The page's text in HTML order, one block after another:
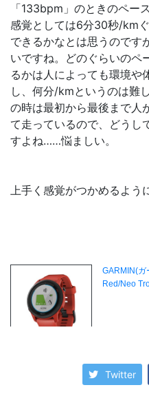
「133bpm」のときのペー
感覚としては6分30秒/km
できるかなとは思うので
いですね。どのぐらいのペ
るかは人によっても環境や
し、何分/kmというのは難
の時は最初から最後まで人
て走っているので、どうし
すよね……悩ましい。
上手く感覚がつかめるよう
Twitter